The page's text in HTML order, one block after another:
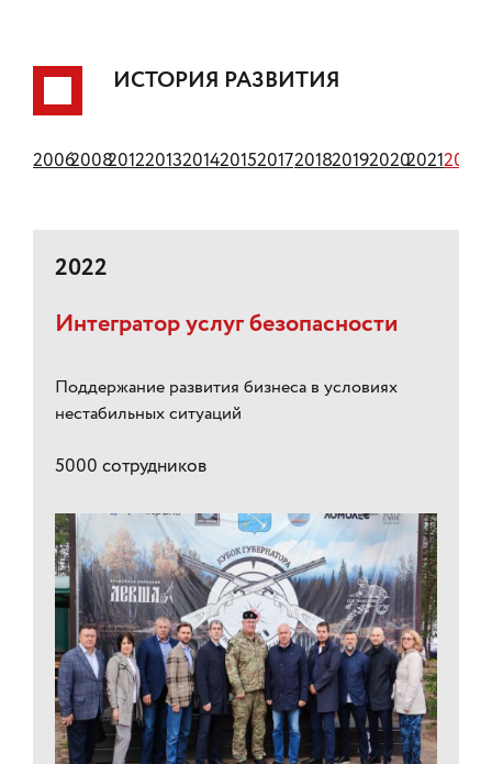
ИСТОРИЯ РАЗВИТИЯ
200620082012201320142015201720182019202020212022
2022
Интегратор услуг безопасности
Поддержание развития бизнеса в условиях
нестабильных ситуаций
5000 сотрудников